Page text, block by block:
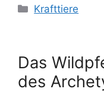
Kategorien
Krafttiere
Das
des